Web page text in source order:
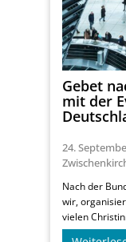
Gebet
mit der
24.
Nach der
wir,
vielen